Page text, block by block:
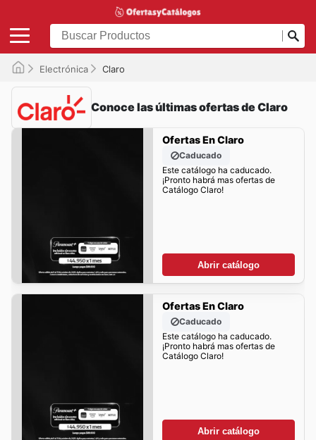
Electrónica Claro
Conoce las últimas ofertas de Claro
Ofertas En Claro
Caducado
Este catálogo ha caducado.
¡Pronto habrá mas ofertas de
Catálogo Claro!
Abrir catálogo
Ofertas En Claro
Caducado
Este catálogo ha caducado.
¡Pronto habrá mas ofertas de
Catálogo Claro!
Abrir catálogo